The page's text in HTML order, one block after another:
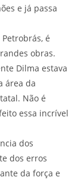
e já passa
é
obras.
Dilma estava
área da
Não é
essa incrível
dos
dos erros
da força e